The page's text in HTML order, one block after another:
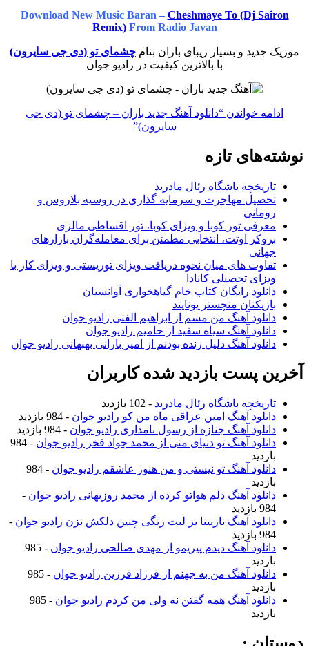
Download New Music Baran – Cheshmaye To (Dj Sairon
Remix)From Radio Javan
موزیک جدید و بسیار زیبای باران بنام چشمای تو (دی جی سایرون)
با بالاترین کیفیت در رادیو جوان
ادامه خواندن “دانلود آهنگ جدید باران – چشمای تو (دی جی
سایرون)”
نوشته‌های تازه
تاریخچه باشگاه رئال مادرید
تحصیل مهاجرت و سرمایه گذاری در روسیه بلاروس و
رومانی
معرفی تور کوبا و ویزای کوبا، تور اقساطی مالزی
بروکر اوتت، انتخابی مطمئن برای معامله‌گران بازارهای
جهانی
تفاوت های میان نحوه دریافت ویزای توریستی و ویزای کار با
ویزای تحصیلی کانادا
دانلود رایگان کتاب خام گیاهخواری آوانسیان
بازیکنان منچستر یونایتد
دانلود آهنگ من مسم از ابراهیم الفتی رادیو جوان
دانلود آهنگ سیاه سفید از حامیم رادیو جوان
دانلود آهنگ دلیل زنده بودنم از امیر بارانی بهبهانی رادیو جوان
آخرین پست بازدید شده کاربران
تاریخچه باشگاه رئال مادرید - 102 بازدید
دانلود آهنگ امین عراقی ماه من کو رادیو جوان - 984 بازدید
دانلود آهنگ جنازه از رسول نامداری رادیو جوان - 984 بازدید
دانلود آهنگ تو دنیای منی از محمد جواد فخر رادیو جوان
- 984
بازدید
دانلود آهنگ تو نیستی و من هنوز عاشقم رادیو جوان
- 984
بازدید
دانلود آهنگ دلم هواتو کرده از محمد روزبهانی رادیو جوان -
984 بازدید
دانلود آهنگ نازنینا بر لبت رنگی چنین دلکش نزن رادیو جوان -
984 بازدید
دانلود آهنگ دیدم پیریمو از مهدی صالحی رادیو جوان
- 985
بازدید
دانلود آهنگ من به جهنم از فرزاد فرزین رادیو جوان
- 985
بازدید
دانلود آهنگ همه گفتن نه ولی من کردم رادیو جوان
- 985
بازدید